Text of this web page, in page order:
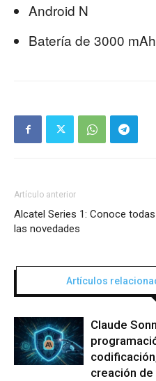
Android N
Batería de 3000 mAh
Artículo anterior
Alcatel Series 1: Conoce todas
las novedades
Artículos
Claude
creación de